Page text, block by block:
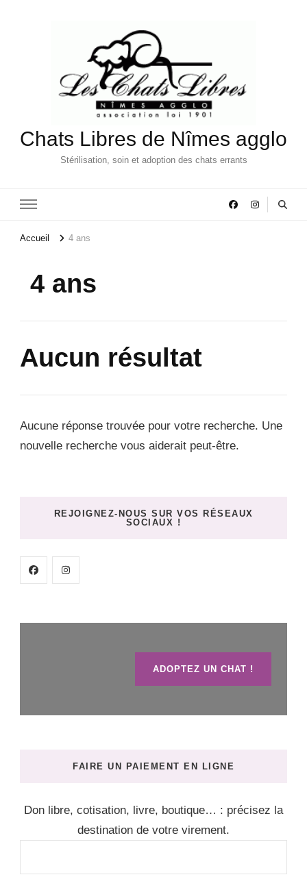
Chats Libres de Nîmes agglo
Stérilisation, soin et adoption des chats errants
Accueil 4 ans
4 ans
Aucun résultat
Aucune réponse trouvée pour votre recherche. Une
nouvelle recherche vous aiderait peut-être.
REJOIGNEZ-NOUS SUR VOS RÉSEAUX
SOCIAUX !
ADOPTEZ UN CHAT !
FAIRE UN PAIEMENT EN LIGNE
Don libre, cotisation, livre, boutique… : précisez la
destination de votre virement.